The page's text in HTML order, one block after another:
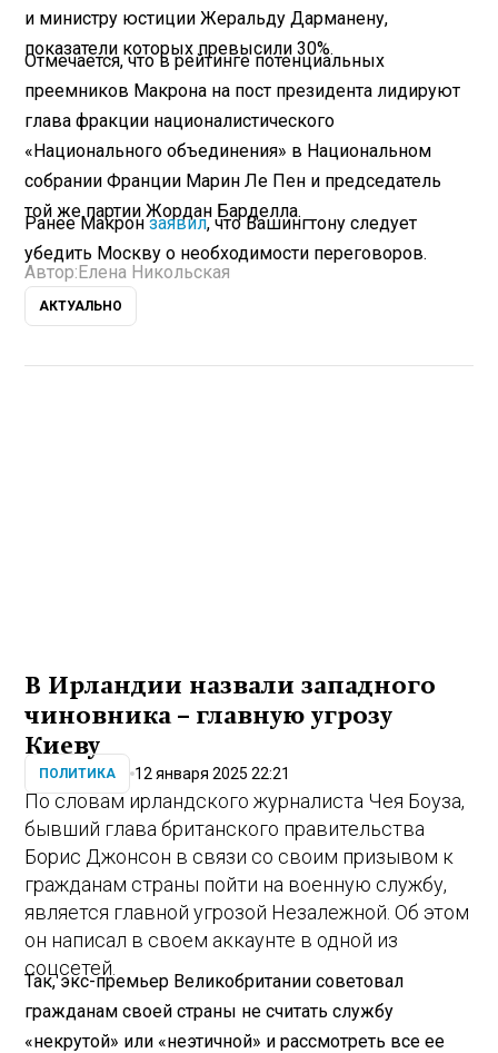
и министру юстиции Жеральду Дарманену,
показатели которых превысили 30%.
Отмечается, что в рейтинге потенциальных
преемников Макрона на пост президента лидируют
глава фракции националистического
«Национального объединения» в Национальном
собрании Франции Марин Ле Пен и председатель
той же партии Жордан Барделла.
Ранее Макронзаявил, что Вашингтону следует
убедить Москву о необходимости переговоров.
Автор:Елена Никольская
АКТУАЛЬНО
В Ирландии назвали западного
чиновника – главную угрозу
Киеву
ПОЛИТИКА 12 января 2025 22:21
По словам ирландского журналиста Чея Боуза,
бывший глава британского правительства
Борис Джонсон в связи со своим призывом к
гражданам страны пойти на военную службу,
является главной угрозой Незалежной. Об этом
он написал в своем аккаунте в одной из
соцсетей.
Так, экс-премьер Великобритании советовал
гражданам своей страны не считать службу
«некрутой» или «неэтичной» и рассмотреть все ее